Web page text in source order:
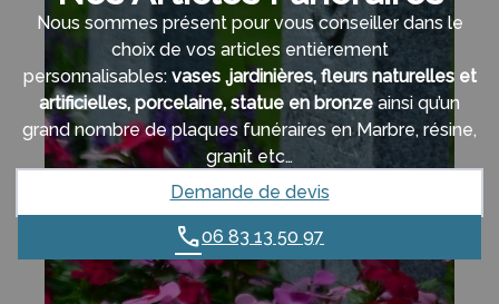
Nous sommes présent pour vous conseiller dans le
choix de vos articles entièrement
personnalisables: vases ,jardinières, fleurs naturelles et
artificielles, porcelaine, statue en bronzeainsi qu’un
grand nombre de plaques funéraires en Marbre, résine,
granit etc…
Demande de devis
06 83 13 50 97